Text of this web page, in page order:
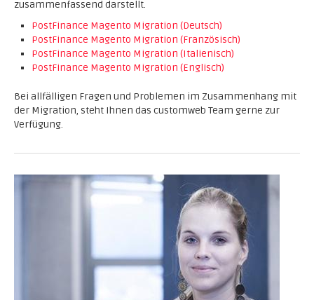
zusammenfassend darstellt.
PostFinance Magento Migration (Deutsch)
PostFinance Magento Migration (Französisch)
PostFinance Magento Migration (Italienisch)
PostFinance Magento Migration (Englisch)
Bei allfälligen Fragen und Problemen im Zusammenhang mit
der Migration, steht Ihnen das customweb Team gerne zur
Verfügung.